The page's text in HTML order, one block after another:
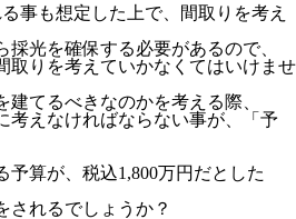
事も想定した上で、間取りを考え
採光を確保する必要があるので、
取りを考えていかなくてはいけませ
てるべきなのかを考える際、
考えなければならない事が、「予
予算が、税込1,800万円だとした
されるでしょうか？